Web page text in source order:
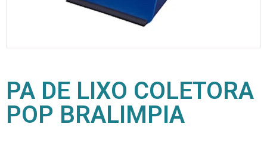
PA DE LIXO COLETORA
POP BRALIMPIA